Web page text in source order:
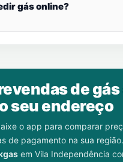
gás online?
de gás
seu endereço
o app para comparar
de pagamento na sua
em Vila Independência